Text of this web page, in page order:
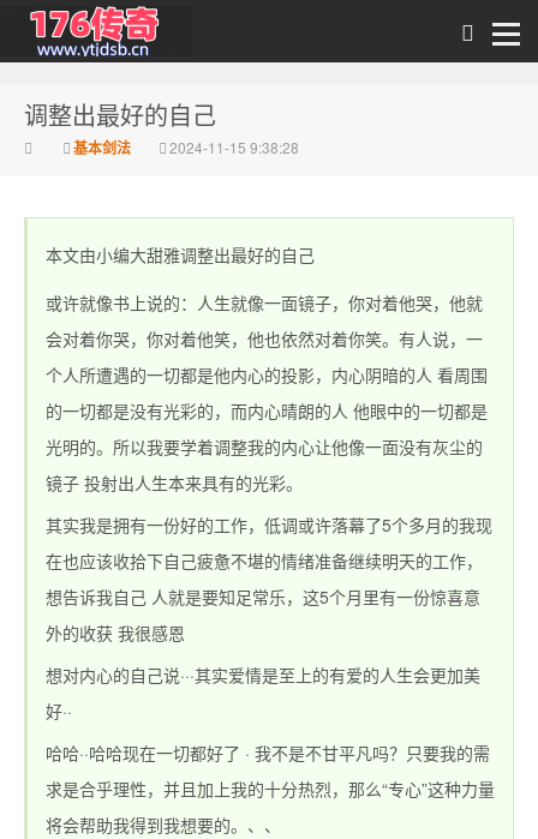
传奇私发布
1.76_1.76传奇sf网
站_热血传奇1.76私
调整出最好的自己
基本剑法 2024-11-15 9:38:28
本文由小编大甜雅调整出最好的自己
或许就像书上说的：人生就像一面镜子，你对着他哭，他就
会对着你哭，你对着他笑，他也依然对着你笑。有人说，一
个人所遭遇的一切都是他内心的投影，内心阴暗的人 看周围
的一切都是没有光彩的，而内心晴朗的人 他眼中的一切都是
光明的。所以我要学着调整我的内心让他像一面没有灰尘的
镜子 投射出人生本来具有的光彩。
其实我是拥有一份好的工作，低调或许落幕了5个多月的我现
在也应该收拾下自己疲惫不堪的情绪准备继续明天的工作，
想告诉我自己 人就是要知足常乐，这5个月里有一份惊喜意
外的收获 我很感恩
想对内心的自己说···其实爱情是至上的有爱的人生会更加美
好··
哈哈··哈哈现在一切都好了 · 我不是不甘平凡吗？只要我的需
求是合乎理性，并且加上我的十分热烈，那么“专心”这种力量
将会帮助我得到我想要的。、、